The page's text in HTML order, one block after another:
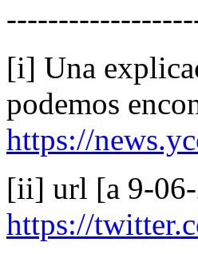
[i] Una
podemos
https://
[ii] url [a 9-
https://